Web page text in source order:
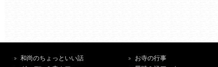
和尚のちょっといい話
お寺の行事